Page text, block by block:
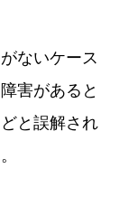
ないケース
害があると
と誤解され